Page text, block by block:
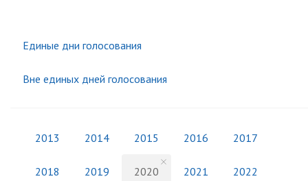
Единые дни голосования
Вне единых дней голосования
2013 2014 2015 2016 2017
2018 2019 2020 2021 2022